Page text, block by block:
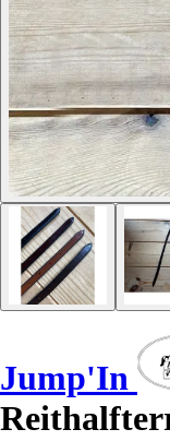
Jump'In